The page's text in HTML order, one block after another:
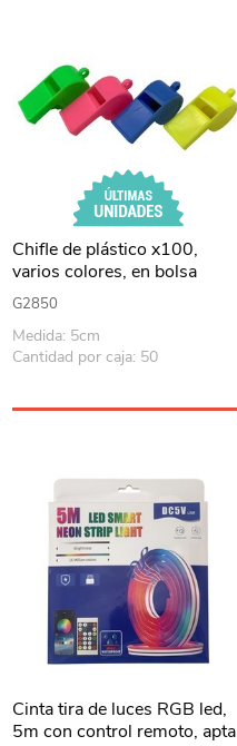
Chifle de plástico x100,
varios colores, en bolsa
G2850
Medida: 5cm
Cantidad por caja: 50
Cinta tira de luces RGB led,
5m con control remoto, apta